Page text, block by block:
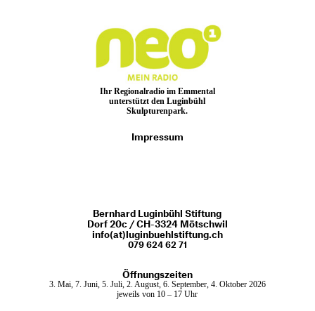
Medien-
spiegel
Ihr Regionalradio im Emmental
unterstützt den Luginbühl
Skulpturenpark.
Impressum
Bernhard Luginbühl Stiftung
Dorf 20c / CH-3324 Mötschwil
info(at)luginbuehlstiftung.ch
079 624 62 71
Öffnungszeiten
3. Mai, 7. Juni, 5. Juli, 2. August, 6. September, 4. Oktober 2026
jeweils von 10 – 17 Uhr